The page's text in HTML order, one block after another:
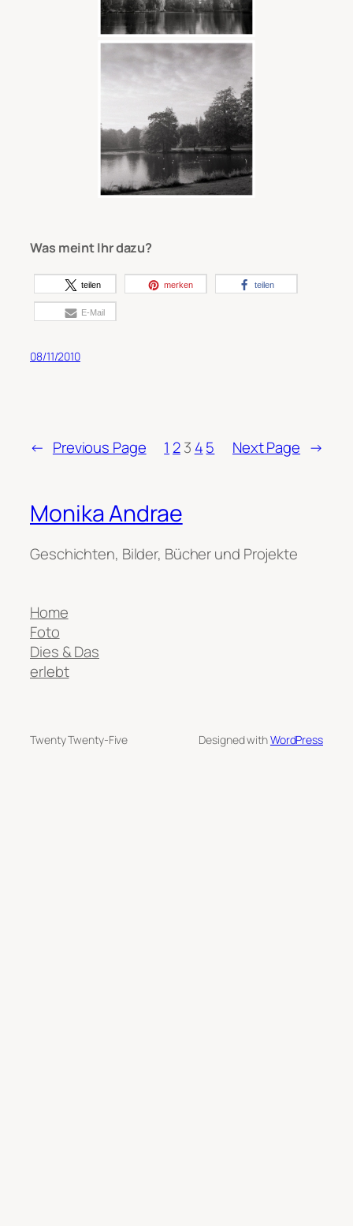
Was meint Ihr dazu?
teilen merken teilen
E-Mail
08/11/2010
← Previous Page 1 23 45 Next Page →
Monika Andrae
Geschichten, Bilder, Bücher und Projekte
Home
Foto
Dies & Das
erlebt
Twenty Twenty-Five Designed withWordPress